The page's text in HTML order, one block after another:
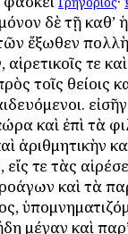
δὲ τῇ καθ’
ἔξωθεν
τε καὶ
τοῖς θείοις
καὶ ἐπὶ τὰ
ἀριθμητικὴν
τε τὰς
καὶ τὰ
μέγαν καὶ